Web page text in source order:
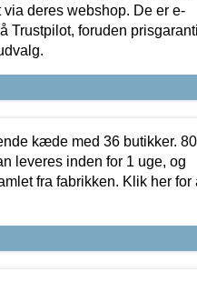
deres webshop. De er e-
Trustpilot, foruden prisgaranti
kæde med 36 butikker.
leveres inden for 1 uge, og
fra fabrikken. Klik her for